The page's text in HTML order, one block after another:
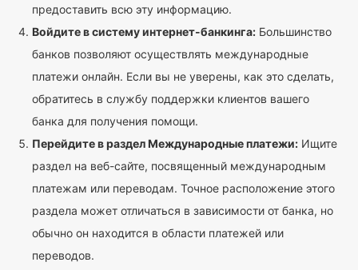
предоставить всю эту информацию.
Войдите в систему интернет-банкинга: Большинство
банков позволяют осуществлять международные
платежи онлайн. Если вы не уверены, как это сделать,
обратитесь в службу поддержки клиентов вашего
банка для получения помощи.
Перейдите в раздел Международные платежи: Ищите
раздел на веб-сайте, посвященный международным
платежам или переводам. Точное расположение этого
раздела может отличаться в зависимости от банка, но
обычно он находится в области платежей или
переводов.